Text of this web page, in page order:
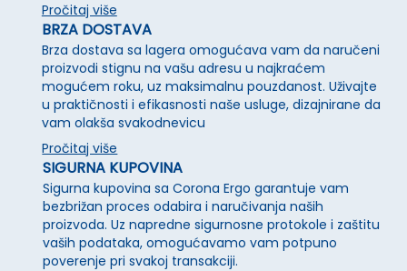
Pročitaj više
BRZA DOSTAVA
Brza dostava sa lagera omogućava vam da naručeni
proizvodi stignu na vašu adresu u najkraćem
mogućem roku, uz maksimalnu pouzdanost. Uživajte
u praktičnosti i efikasnosti naše usluge, dizajnirane da
vam olakša svakodnevicu
Pročitaj više
SIGURNA KUPOVINA
Sigurna kupovina sa Corona Ergo garantuje vam
bezbrižan proces odabira i naručivanja naših
proizvoda. Uz napredne sigurnosne protokole i zaštitu
vaših podataka, omogućavamo vam potpuno
poverenje pri svakoj transakciji.